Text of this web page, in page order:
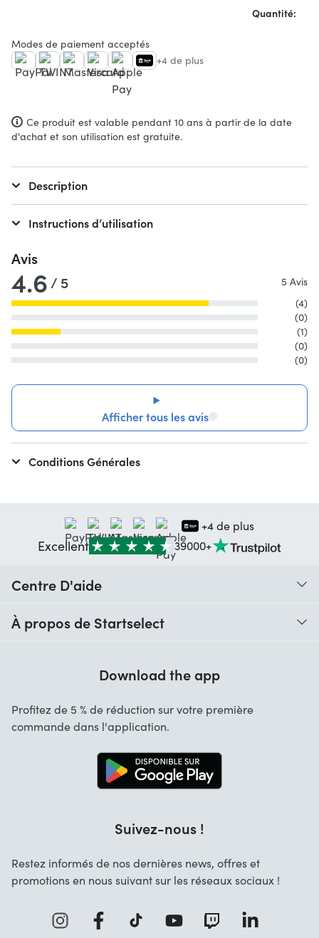
Quantité:
Modes de paiement acceptés
+4 de plus
Ce produit est valable pendant 10 ans à partir de la date
d'achat et son utilisation est gratuite.
Description
Instructions d’utilisation
Avis
4.6 / 5
5 Avis
(4)
(0)
(1)
(0)
(0)
Afficher tous les avis
Conditions Générales
+4 de plus
Excellent 39000+
Centre D'aide
Aide avec les codes
Contact
À propos de Startselect
Startselect App
Emplois
Download the app
Profitez de 5 % de réduction sur votre première
commande dans l'application.
Suivez-nous !
Restez informés de nos dernières news, offres et
promotions en nous suivant sur les réseaux sociaux !